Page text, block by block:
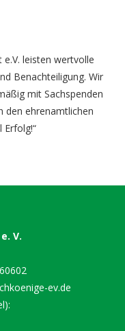
leisten wertvolle
Benachteiligung. Wir
mit Sachspenden
den ehrenamtlichen
Erfolg!“
V.
ev.de